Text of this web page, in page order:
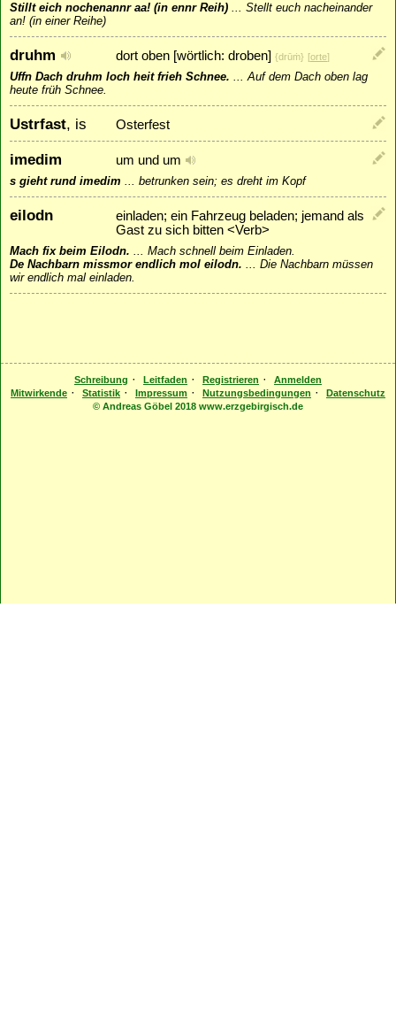
Stillt eich nochenannr aa! (in ennr Reih) ... Stellt euch nacheinander
an! (in einer Reihe)
druhm dort oben [wörtlich: droben] {drūṁ} [orte]
Uffn Dach druhm loch heit frieh Schnee. ...Auf dem Dach oben lag
heute früh Schnee.
Ustrfast, is Osterfest
imedim um und um
s gieht rund imedim ... betrunken sein; es dreht im Kopf
eilodn
einladen; ein Fahrzeug beladen; jemand als
Gast zu sich bitten <Verb>
Mach fix beim Eilodn. ... Mach schnell beim Einladen.
De Nachbarn missmor endlich mol eilodn. ... Die Nachbarn müssen
wir endlich mal einladen.
Schreibung · Leitfaden · Registrieren ·
Anmelden
Mitwirkende · Statistik · Impressum · Nutzungsbedingungen ·
Datenschutz
© Andreas Göbel 2018 www.erzgebirgisch.de